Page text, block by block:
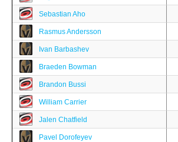
Sebastian Aho
Rasmus Andersson
Ivan Barbashev
Braeden Bowman
Brandon Bussi
William Carrier
Jalen Chatfield
Pavel Dorofeyev